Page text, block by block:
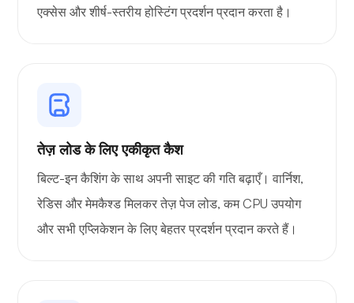
वायरगार्ड
एक्सेस और शीर्ष-स्तरीय होस्टिंग प्रदर्शन प्रदान करता है।
तेज़ लोड के लिए एकीकृत कैश
बिल्ट-इन कैशिंग के साथ अपनी साइट की गति बढ़ाएँ। वार्निश,
रेडिस और मेमकैश्ड मिलकर तेज़ पेज लोड, कम CPU उपयोग
और सभी एप्लिकेशन के लिए बेहतर प्रदर्शन प्रदान करते हैं।